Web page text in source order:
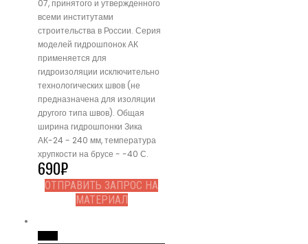
07, принятого и утвержденного
всеми институтами
строительства в России. Серия
моделей гидрошпонок АК
применяется для
гидроизоляции исключительно
технологических швов (не
предназначена для изоляции
другого типа швов). Общая
ширина гидрошпонки Зика
АК-24 - 240 мм, температура
хрупкости на брусе - -40 С.
690₽
ОТПРАВИТЬ ЗАПРОС НА
МАТЕРИАЛ